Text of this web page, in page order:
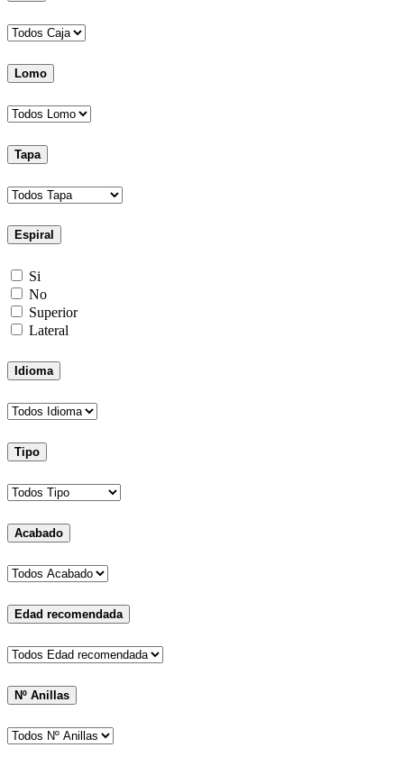
Lomo
Tapa
Espiral
Si
No
Superior
Lateral
Idioma
Tipo
Acabado
Edad recomendada
Nº Anillas